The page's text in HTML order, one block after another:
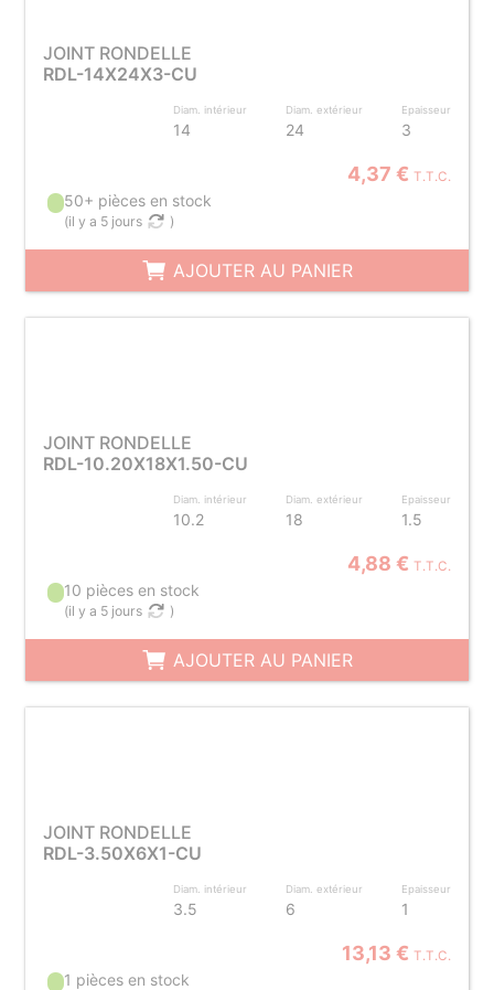
JOINT RONDELLE
RDL-14X24X3-CU
Diam. intérieur
14
Diam. extérieur
24
Epaisseur
3
4,37 € T.T.C.
50+ pièces en stock
(il y a 5 jours )
AJOUTER AU PANIER
JOINT RONDELLE
RDL-10.20X18X1.50-CU
Diam. intérieur
10.2
Diam. extérieur
18
Epaisseur
1.5
4,88 € T.T.C.
10 pièces en stock
(il y a 5 jours )
AJOUTER AU PANIER
JOINT RONDELLE
RDL-3.50X6X1-CU
Diam. intérieur
3.5
Diam. extérieur
6
Epaisseur
1
13,13 € T.T.C.
1 pièces en stock